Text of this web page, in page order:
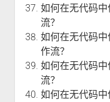
如何在无代码
流？
如何在无代码
作流？
如何在无代码
流？
如何在无代码